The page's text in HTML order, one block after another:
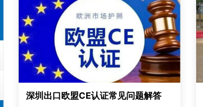
深圳出口欧盟CE认证常见问题解答